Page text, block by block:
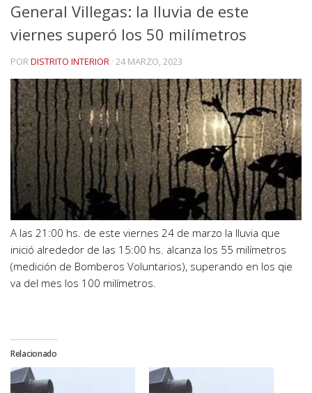
General Villegas: la lluvia de este
viernes superó los 50 milímetros
PORDISTRITO INTERIOR · 24 MARZO, 2023
A las 21:00 hs. de este viernes 24 de marzo la lluvia que
inició alrededor de las 15:00 hs. alcanza los 55 milímetros
(medición de Bomberos Voluntarios), superando en los qie
va del mes los 100 milímetros.
Relacionado